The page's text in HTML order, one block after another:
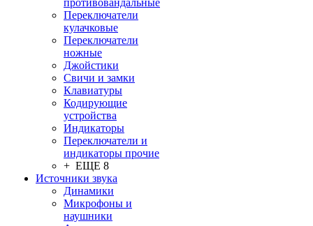
противовандальные
Переключатели
кулачковые
Переключатели
ножные
Джойстики
Свичи и замки
Клавиатуры
Кодирующие
устройства
Индикаторы
Переключатели и
индикаторы прочие
+ ЕЩЕ 8
Источники звука
Динамики
Микрофоны и
наушники